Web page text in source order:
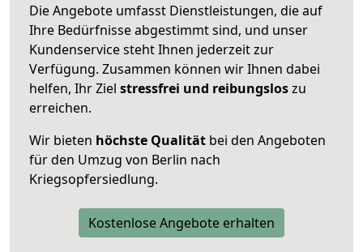
Die Angebote umfasst Dienstleistungen, die auf
Ihre Bedürfnisse abgestimmt sind, und unser
Kundenservice steht Ihnen jederzeit zur
Verfügung. Zusammen können wir Ihnen dabei
helfen, Ihr Ziel stressfrei und reibungsloszu
erreichen.
Wir bieten höchste Qualität bei den Angeboten
für den Umzug von Berlin nach
Kriegsopfersiedlung.
Kostenlose Angebote erhalten